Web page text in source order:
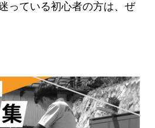
っている初心者の方は、ぜ